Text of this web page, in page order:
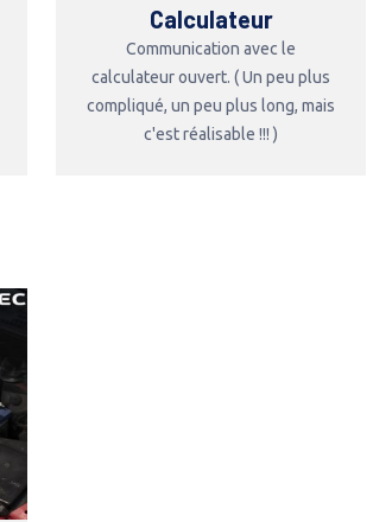
Calculateur
Communication avec le
calculateur ouvert. ( Un peu plus
compliqué, un peu plus long, mais
c'est réalisable !!! )